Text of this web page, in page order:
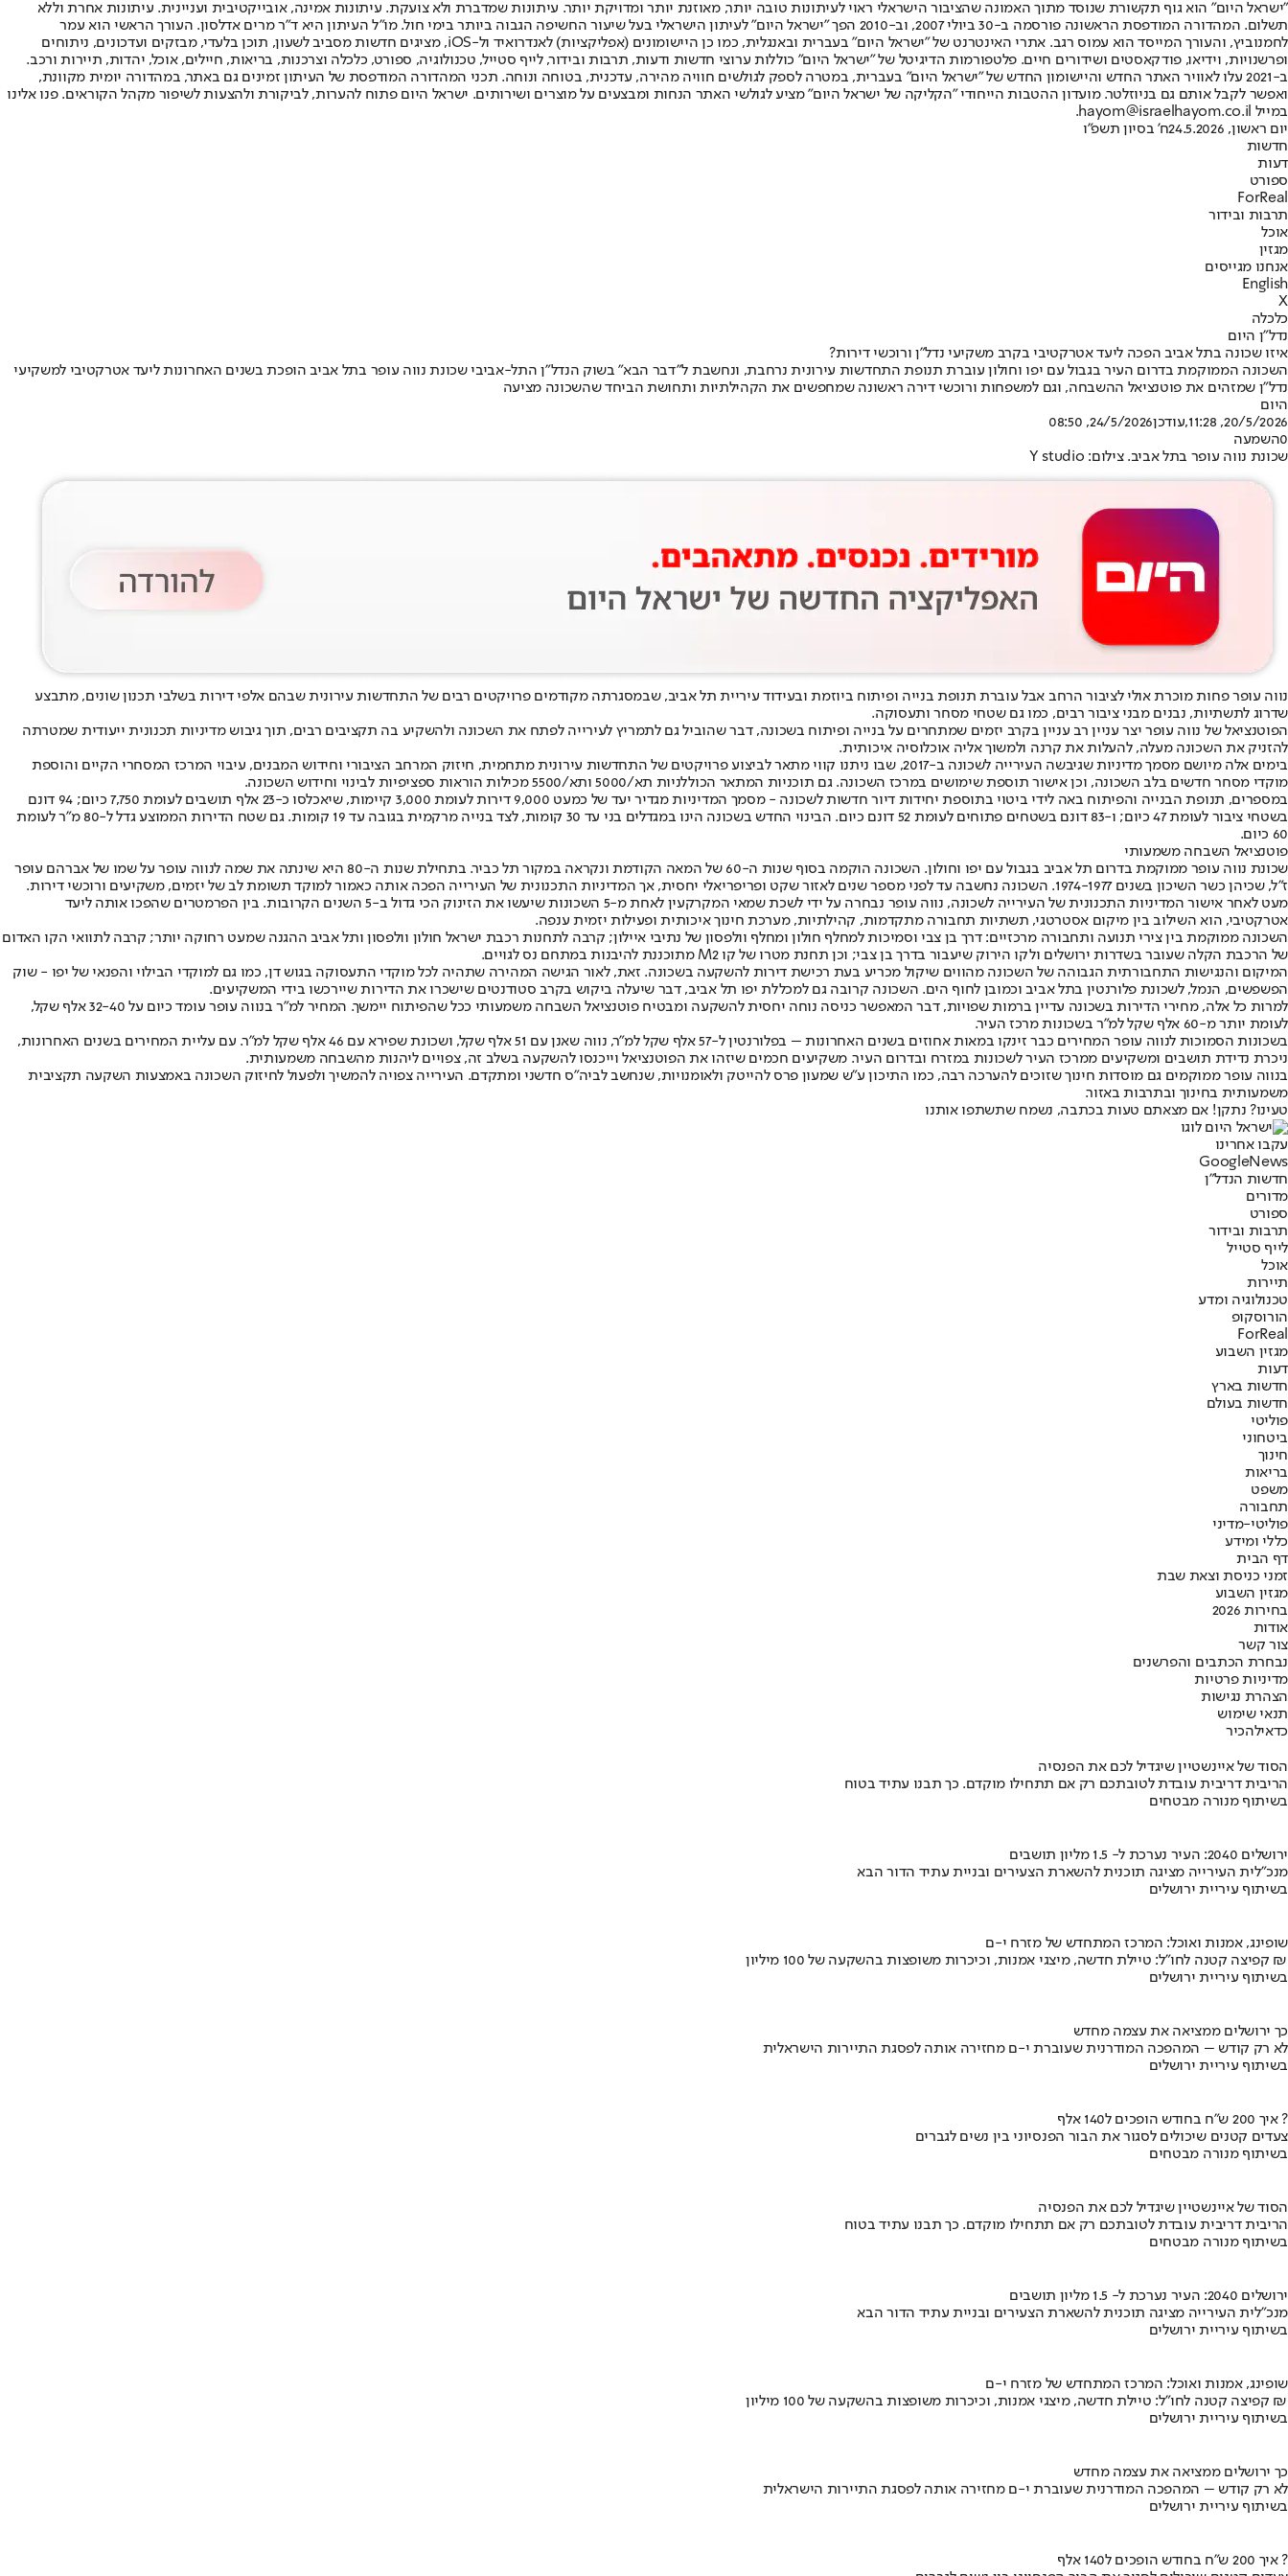
"ישראל היום" הוא גוף תקשורת שנוסד מתוך האמונה שהציבור הישראלי ראוי לעיתונות טובה יותר, מאוזנת יותר ומדויקת יותר. עיתונות שמדברת ולא צועקת. עיתונות אמינה, אובייקטיבית ועניינית. עיתונות אחרת וללא
תשלום. המהדורה המודפסת הראשונה פורסמה ב-30 ביולי 2007, וב-2010 הפך "ישראל היום" לעיתון הישראלי בעל שיעור החשיפה הגבוה ביותר בימי חול. מו"ל העיתון היא ד"ר מרים אדלסון. העורך הראשי הוא עמר
לחמנוביץ, והעורך המייסד הוא עמוס רגב. אתרי האינטרנט של "ישראל היום" בעברית ובאנגלית, כמו כן היישומונים (אפליקציות) לאנדרואיד ול-iOS, מציגים חדשות מסביב לשעון, תוכן בלעדי, מבזקים ועדכונים, ניתוחים
ופרשנויות, וידיאו, פודקאסטים ושידורים חיים. פלטפורמות הדיגיטל של "ישראל היום" כוללות ערוצי חדשות ודעות, תרבות ובידור, לייף סטייל, טכנולוגיה, ספורט, כלכלה וצרכנות, בריאות, חיילים, אוכל, יהדות, תיירות ורכב.
ב-2021 עלו לאוויר האתר החדש והיישומון החדש של "ישראל היום" בעברית, במטרה לספק לגולשים חוויה מהירה, עדכנית, בטוחה ונוחה. תכני המהדורה המודפסת של העיתון זמינים גם באתר, במהדורה יומית מקוונת,
ואפשר לקבל אותם גם בניוזלטר. מועדון ההטבות הייחודי "הקליקה של ישראל היום" מציע לגולשי האתר הנחות ומבצעים על מוצרים ושירותים. ישראל היום פתוח להערות, לביקורת ולהצעות לשיפור מקהל הקוראים. פנו אלינו
במייל hayom@israelhayom.co.il.
יום ראשון, 24.5.2026
ח' בסיון תשפ"ו
חדשות
דעות
ספורט
ForReal
תרבות ובידור
אוכל
מגזין
אנחנו מגייסים
English
X
כלכלה
נדל"ן היום
איזו שכונה בתל אביב הפכה ליעד אטרקטיבי בקרב משקיעי נדל"ן ורוכשי דירות?
השכונה הממוקמת בדרום העיר בגבול עם יפו וחולון עוברת תנופת התחדשות עירונית נרחבת, ונחשבת ל"דבר הבא" בשוק הנדל"ן התל-אביבי שכונת נווה עופר בתל אביב הופכת בשנים האחרונות ליעד אטרקטיבי למשקיעי
נדל"ן שמזהים את פוטנציאל ההשבחה, וגם למשפחות ורוכשי דירה ראשונה שמחפשים את הקהילתיות ותחושת הביחד שהשכונה מציעה
היום
20/5/2026, 11:28
,עודכן24/5/2026, 08:50
0השמעה
שכונת נווה עופר בתל אביב. צילום: Y studio
נווה עופר פחות מוכרת אולי לציבור הרחב אבל עוברת תנופת בנייה ופיתוח ביוזמת ובעידוד עיריית תל אביב, שבמסגרתה מקודמים פרויקטים רבים של התחדשות עירונית שבהם אלפי דירות בשלבי תכנון שונים, מתבצע
שדרוג לתשתיות, נבנים מבני ציבור רבים, כמו גם שטחי מסחר ותעסוקה.
הפוטנציאל של נווה עופר יצר עניין רב עניין בקרב יזמים שמתחרים על בנייה ופיתוח בשכונה, דבר שהוביל גם לתמריץ לעירייה לפתח את השכונה ולהשקיע בה תקציבים רבים, תוך גיבוש מדיניות תכנונית ייעודית שמטרתה
להזניק את השכונה מעלה, להעלות את קרנה ולמשוך אליה אוכלוסיה איכותית.
בימים אלה מיושם מסמך מדיניות שגיבשה העירייה לשכונה ב-2017, שבו ניתנו קווי מתאר לביצוע פרויקטים של התחדשות עירונית מתחמית, חיזוק המרחב הציבורי וחידוש המבנים, עיבוי המרכז המסחרי הקיים והוספת
מוקדי מסחר חדשים בלב השכונה, וכן אישור תוספת שימושים במרכז השכונה. גם תוכניות המתאר הכוללניות תא/5000 ותא/5500 מכילות הוראות ספציפיות לבינוי וחידוש השכונה.
במספרים, תנופת הבנייה והפיתוח באה לידי ביטוי בתוספת יחידות דיור חדשות לשכונה - מסמך המדיניות מגדיר יעד של כמעט 9,000 דירות לעומת 3,000 קיימות, שיאכלסו כ-23 אלף תושבים לעומת 7,750 כיום; 94 דונם
בשטחי ציבור לעומת 47 כיום; ו-83 דונם בשטחים פתוחים לעומת 52 דונם כיום. הבינוי החדש בשכונה הינו במגדלים בני עד 30 קומות, לצד בנייה מרקמית בגובה עד 19 קומות. גם שטח הדירות הממוצע גדל ל-80 מ"ר לעומת
60 כיום.
פוטנציאל השבחה משמעותי
שכונת נווה עופר ממוקמת בדרום תל אביב בגבול עם יפו וחולון. השכונה הוקמה בסוף שנות ה-60 של המאה הקודמת ונקראה במקור תל כביר. בתחילת שנות ה-80 היא שינתה את שמה לנווה עופר על שמו של אברהם עופר
ז"ל, שכיהן כשר השיכון בשנים 1974-1977. השכונה נחשבה עד לפני מספר שנים לאזור שקט ופריפריאלי יחסית, אך המדיניות התכנונית של העירייה הפכה אותה כאמור למוקד תשומת לב של יזמים, משקיעים ורוכשי דירות.
מעט לאחר אישור המדיניות התכנונית של העירייה לשכונה, נווה עופר נבחרה על ידי לשכת שמאי המקרקעין לאחת מ-5 השכונות שיעשו את הזינוק הכי גדול ב-5 השנים הקרובות. בין הפרמטרים שהפכו אותה ליעד
אטרקטיבי, הוא השילוב בין מיקום אסטרטגי, תשתיות תחבורה מתקדמות, קהילתיות, מערכת חינוך איכותית ופעילות יזמית ענפה.
השכונה ממוקמת בין צירי תנועה ותחבורה מרכזיים: דרך בן צבי וסמיכות למחלף חולון ומחלף וולפסון של נתיבי איילון; קרבה לתחנות רכבת ישראל חולון וולפסון ותל אביב ההגנה שמעט רחוקה יותר; קרבה לתוואי הקו האדום
של הרכבת הקלה שעובר בשדרות ירושלים ולקו הירוק שיעבור בדרך בן צבי; וכן תחנת מטרו של קו M2 מתוכננת להיבנות במתחם נס לגויים.
המיקום והנגישות התחבורתית הגבוהה של השכונה מהווים שיקול מכריע בעת רכישת דירות להשקעה בשכונה. זאת, לאור הגישה המהירה שתהיה לכל מוקדי התעסוקה בגוש דן, כמו גם למוקדי הבילוי והפנאי של יפו - שוק
הפשפשים, הנמל, לשכונת פלורנטין בתל אביב וכמובן לחוף הים. השכונה קרובה גם למכללת יפו תל אביב, דבר שיעלה ביקוש בקרב סטודנטים שישכרו את הדירות שיירכשו בידי המשקיעים.
למרות כל אלה, מחירי הדירות בשכונה עדיין ברמות שפויות, דבר המאפשר כניסה נוחה יחסית להשקעה ומבטיח פוטנציאל השבחה משמעותי ככל שהפיתוח יימשך. המחיר למ"ר בנווה עופר עומד כיום על 32-40 אלף שקל,
לעומת יותר מ-60 אלף שקל למ"ר בשכונות מרכז העיר.
בשכונות הסמוכות לנווה עופר המחירים כבר זינקו במאות אחוזים בשנים האחרונות – בפלורנטין ל-57 אלף שקל למ"ר, נווה שאנן עם 51 אלף שקל, ושכונת שפירא עם 46 אלף שקל למ"ר. עם עליית המחירים בשנים האחרונות,
ניכרת נדידת תושבים ומשקיעים ממרכז העיר לשכונות במזרח ובדרום העיר. משקיעים חכמים שיזהו את הפוטנציאל וייכנסו להשקעה בשלב זה, צפויים ליהנות מהשבחה משמעותית.
בנווה עופר ממוקמים גם מוסדות חינוך שזוכים להערכה רבה, כמו התיכון ע"ש שמעון פרס להייטק ולאומנויות, שנחשב לביה"ס חדשני ומתקדם. העירייה צפויה להמשיך ולפעול לחיזוק השכונה באמצעות השקעה תקציבית
משמעותית בחינוך ובתרבות באזור.
טעינו? נתקן! אם מצאתם טעות בכתבה, נשמח שתשתפו אותנו
עקבו אחרינו
Googl eNews
חדשות הנדל"ן
מדורים
ספורט
תרבות ובידור
לייף סטייל
אוכל
תיירות
טכנולוגיה ומדע
הורוסקופ
ForReal
מגזין השבוע
דעות
חדשות בארץ
חדשות בעולם
פוליטי
ביטחוני
חינוך
בריאות
משפט
תחבורה
פוליטי-מדיני
כללי ומידע
דף הבית
זמני כניסת וצאת שבת
מגזין השבוע
בחירות 2026
אודות
צור קשר
נבחרת הכתבים והפרשנים
מדיניות פרטיות
הצהרת נגישות
תנאי שימוש
כדאילהכיר
הסוד של איינשטיין שיגדיל לכם את הפנסיה
הריבית דריבית עובדת לטובתכם רק אם תתחילו מוקדם. כך תבנו עתיד בטוח
בשיתוף מנורה מבטחים
ירושלים 2040: העיר נערכת ל- 1.5 מליון תושבים
מנכ"לית העירייה מציגה תוכנית להשארת הצעירים ובניית עתיד הדור הבא
בשיתוף עיריית ירושלים
שופינג, אמנות ואוכל: המרכז המתחדש של מזרח י-ם
קפיצה קטנה לחו"ל: טיילת חדשה, מיצגי אמנות, וכיכרות משופצות בהשקעה של 100 מיליון ₪
בשיתוף עיריית ירושלים
כך ירושלים ממציאה את עצמה מחדש
לא רק קודש – המהפכה המודרנית שעוברת י-ם מחזירה אותה לפסגת התיירות הישראלית
בשיתוף עיריית ירושלים
איך 200 ש"ח בחודש הופכים ל140 אלף ?
צעדים קטנים שיכולים לסגור את הבור הפנסיוני בין נשים לגברים
בשיתוף מנורה מבטחים
הסוד של איינשטיין שיגדיל לכם את הפנסיה
הריבית דריבית עובדת לטובתכם רק אם תתחילו מוקדם. כך תבנו עתיד בטוח
בשיתוף מנורה מבטחים
ירושלים 2040: העיר נערכת ל- 1.5 מליון תושבים
מנכ"לית העירייה מציגה תוכנית להשארת הצעירים ובניית עתיד הדור הבא
בשיתוף עיריית ירושלים
שופינג, אמנות ואוכל: המרכז המתחדש של מזרח י-ם
קפיצה קטנה לחו"ל: טיילת חדשה, מיצגי אמנות, וכיכרות משופצות בהשקעה של 100 מיליון ₪
בשיתוף עיריית ירושלים
כך ירושלים ממציאה את עצמה מחדש
לא רק קודש – המהפכה המודרנית שעוברת י-ם מחזירה אותה לפסגת התיירות הישראלית
בשיתוף עיריית ירושלים
איך 200 ש"ח בחודש הופכים ל140 אלף ?